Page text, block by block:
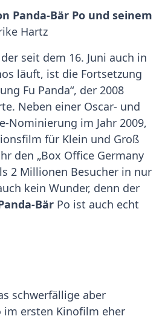
Panda-Bär Po und seinem
Hartz
seit dem 16. Juni auch in
läuft, ist die Fortsetzung
Fu Panda“, der 2008
Neben einer Oscar- und
Nominierung im Jahr 2009,
für Klein und Groß
den „Box Office Germany
2 Millionen Besucher in nur
kein Wunder, denn der
Bär Po ist auch echt
schwerfällige aber
im ersten Kinofilm eher